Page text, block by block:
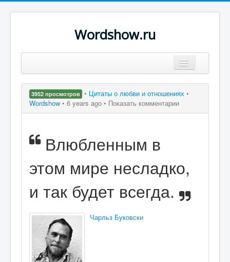
Wordshow.ru
Популярные цитаты
Поиск
3952 просмотров • Цитаты о любви и отношениях •
Wordshow • 6 years ago • Показать комментарии
Влюбленным в
этом мире несладко,
и так будет всегда.
Чарльз Буковски